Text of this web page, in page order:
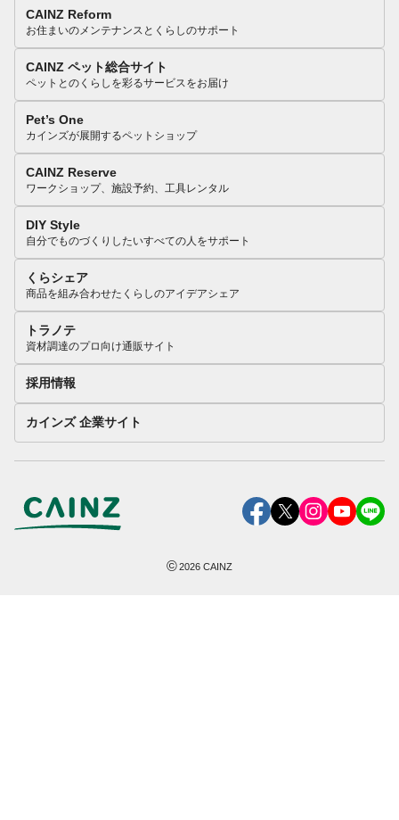
CAINZ Reform
お住まいのメンテナンスとくらしのサポート
CAINZ ペット総合サイト
ペットとのくらしを彩るサービスをお届け
Pet’s One
カインズが展開するペットショップ
CAINZ Reserve
ワークショップ、施設予約、工具レンタル
DIY Style
自分でものづくりしたいすべての人をサポート
くらシェア
商品を組み合わせたくらしのアイデアシェア
トラノテ
資材調達のプロ向け通販サイト
採用情報
カインズ 企業サイト
©2026 CAINZ